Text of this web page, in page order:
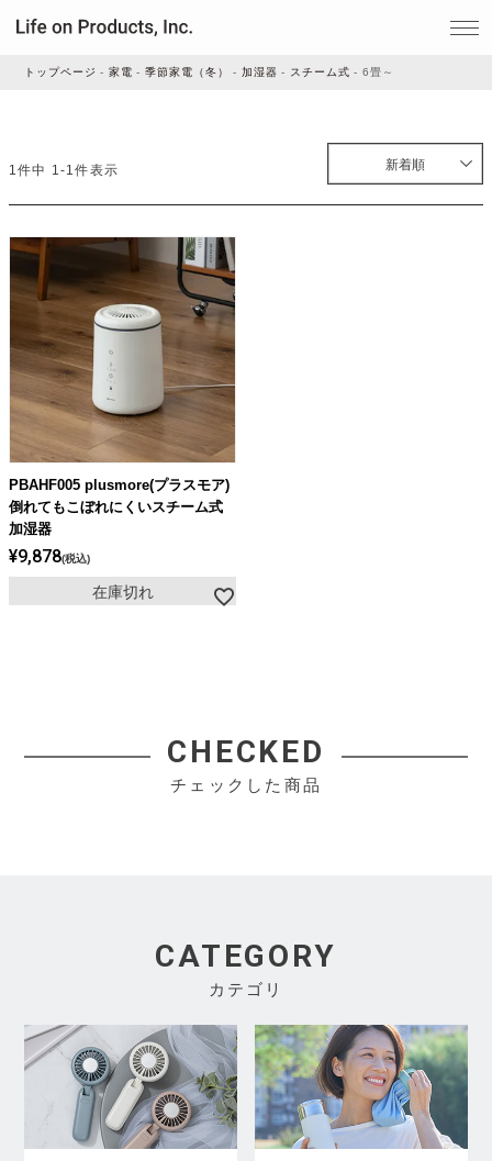
家事・生活雑貨
ルームフレグランス
ビューティー
デジタル雑貨
ライト・シーリングファン
アクセサリー・消耗品
トップページ 家電 季節家電（冬） 加湿器 スチーム式 6畳～
新着順
1件中 1-1件表示
PBAHF005 plusmore(プラスモア)
倒れてもこぼれにくいスチーム式
加湿器
¥9,878 税込
在庫切れ
CHECKED
チェックした商品
CATEGORY
カテゴリ